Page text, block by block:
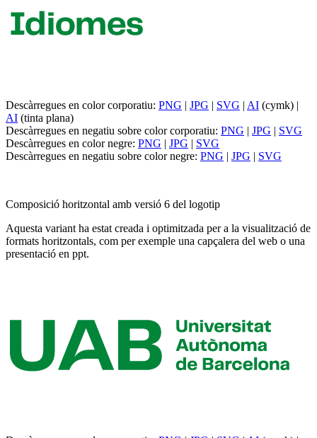
Descàrregues en color corporatiu: PNG | JPG | SVG | AI (cymk) |
AI (tinta plana)
Descàrregues en negatiu sobre color corporatiu: PNG | JPG | SVG
Descàrregues en color negre: PNG | JPG | SVG
Descàrregues en negatiu sobre color negre: PNG | JPG | SVG
Composició horitzontal amb versió 6 del logotip
Aquesta variant ha estat creada i optimitzada per a la visualització de
formats horitzontals, com per exemple una capçalera del web o una
presentació en ppt.